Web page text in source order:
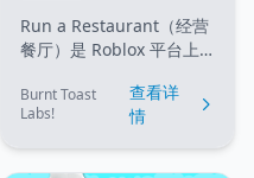
Run a Restaurant（经营
餐厅）是 Roblox 平台上
营游戏。你将从一片空地
开始，通过亲自烹饪美味
Burnt Toast
Labs!
查看详
情